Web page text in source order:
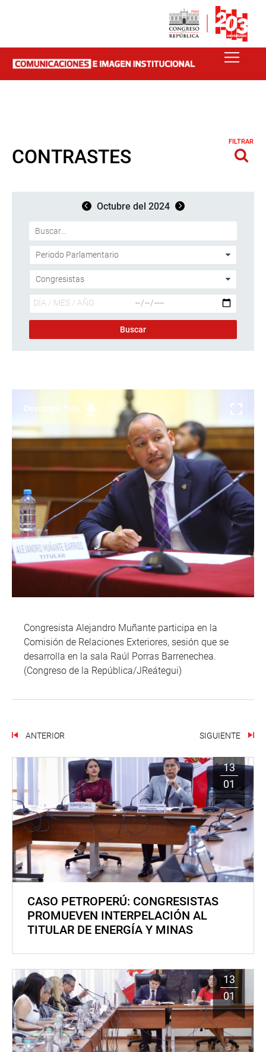
CONTRASTES
FILTRAR
Octubre del 2024
Descargar foto
Congresista Alejandro Muñante participa en la
Comisión de Relaciones Exteriores, sesión que se
desarrolla en la sala Raúl Porras Barrenechea.
(Congreso de la República/JReátegui)
ANTERIOR SIGUIENTE
13
01
CASO PETROPERÚ: CONGRESISTAS
PROMUEVEN INTERPELACIÓN AL
TITULAR DE ENERGÍA Y MINAS
13
01